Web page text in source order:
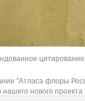
"Атласа флоры
нашего нового